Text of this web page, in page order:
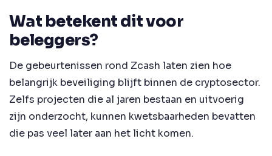
Wat betekent dit voor
beleggers?
De gebeurtenissen rond Zcash laten zien hoe
belangrijk beveiliging blijft binnen de cryptosector.
Zelfs projecten die al jaren bestaan en uitvoerig
zijn onderzocht, kunnen kwetsbaarheden bevatten
die pas veel later aan het licht komen.